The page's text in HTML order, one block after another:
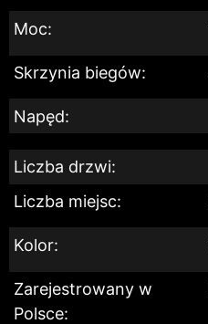
Moc:
Skrzynia biegów:
Napęd:
Liczba drzwi:
Liczba miejsc:
Kolor:
Zarejestrowany w
Polsce: